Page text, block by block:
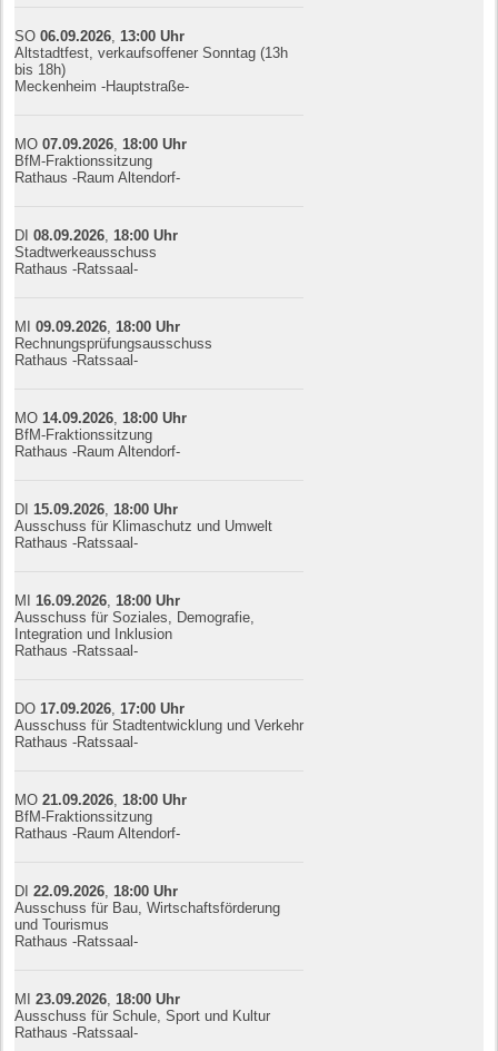
SO06.09.2026 13:00 Uhr
Altstadtfest, verkaufsoffener Sonntag (13h
bis 18h)
Meckenheim -Hauptstraße-
MO07.09.2026 18:00 Uhr
BfM-Fraktionssitzung
Rathaus -Raum Altendorf-
DI08.09.2026 18:00 Uhr
Stadtwerkeausschuss
Rathaus -Ratssaal-
MI09.09.2026 18:00 Uhr
Rechnungsprüfungsausschuss
Rathaus -Ratssaal-
MO 14.09.2026 18:00 Uhr
BfM-Fraktionssitzung
Rathaus -Raum Altendorf-
DI 15.09.2026 18:00 Uhr
Ausschuss für Klimaschutz und Umwelt
Rathaus -Ratssaal-
MI 16.09.2026 18:00 Uhr
Ausschuss für Soziales, Demografie,
Integration und Inklusion
Rathaus -Ratssaal-
DO 17.09.2026 17:00 Uhr
Ausschuss für Stadtentwicklung und Verkehr
Rathaus -Ratssaal-
MO21.09.2026 18:00 Uhr
BfM-Fraktionssitzung
Rathaus -Raum Altendorf-
DI22.09.2026 18:00 Uhr
Ausschuss für Bau, Wirtschaftsförderung
und Tourismus
Rathaus -Ratssaal-
MI23.09.2026 18:00 Uhr
Ausschuss für Schule, Sport und Kultur
Rathaus -Ratssaal-